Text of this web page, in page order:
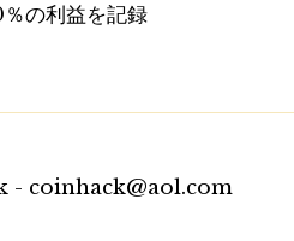
の利益を記録
- coinhack@aol.com